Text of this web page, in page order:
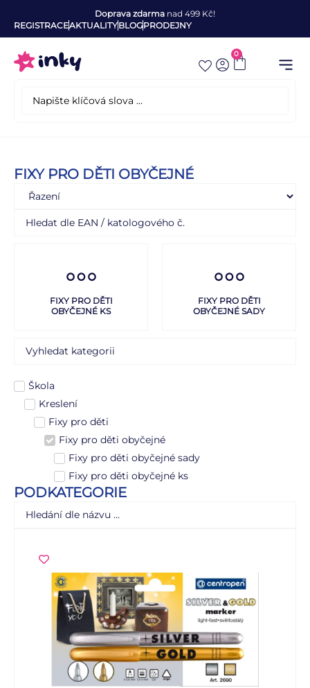
Doprava zdarma nad 499 Kč!
REGISTRACEAKTUALITYBLOGPRODEJNY
0
FIXY PRO DĚTI OBYČEJNÉ
FIXY PRO DĚTI
OBYČEJNÉ KS
FIXY PRO DĚTI
OBYČEJNÉ SADY
Škola
Kreslení
Fixy pro děti
Fixy pro děti obyčejné
Fixy pro děti obyčejné sady
Fixy pro děti obyčejné ks
PODKATEGORIE